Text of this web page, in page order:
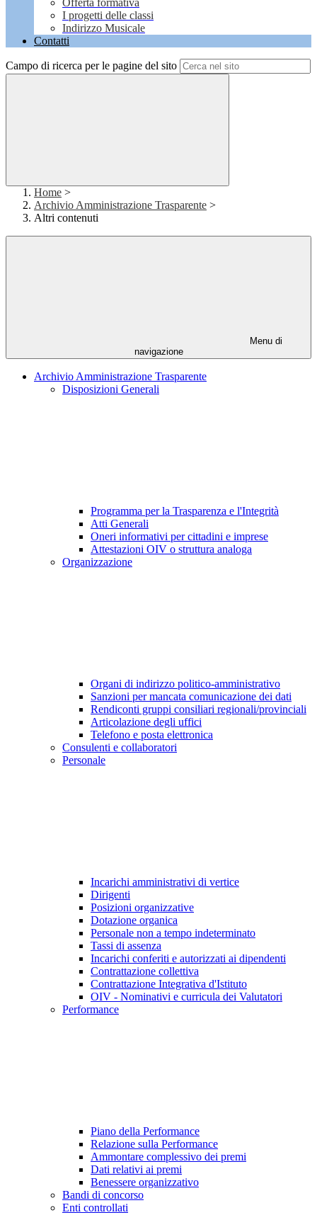
Offerta formativa
I progetti delle classi
Indirizzo Musicale
Contatti
Campo di ricerca per le pagine del sito
Home >
Archivio Amministrazione Trasparente >
Altri contenuti
Menu di
navigazione
Archivio Amministrazione Trasparente
Disposizioni Generali
Programma per la Trasparenza e l'Integrità
Atti Generali
Oneri informativi per cittadini e imprese
Attestazioni OIV o struttura analoga
Organizzazione
Organi di indirizzo politico-amministrativo
Sanzioni per mancata comunicazione dei dati
Rendiconti gruppi consiliari regionali/provinciali
Articolazione degli uffici
Telefono e posta elettronica
Consulenti e collaboratori
Personale
Incarichi amministrativi di vertice
Dirigenti
Posizioni organizzative
Dotazione organica
Personale non a tempo indeterminato
Tassi di assenza
Incarichi conferiti e autorizzati ai dipendenti
Contrattazione collettiva
Contrattazione Integrativa d'Istituto
OIV - Nominativi e curricula dei Valutatori
Performance
Piano della Performance
Relazione sulla Performance
Ammontare complessivo dei premi
Dati relativi ai premi
Benessere organizzativo
Bandi di concorso
Enti controllati